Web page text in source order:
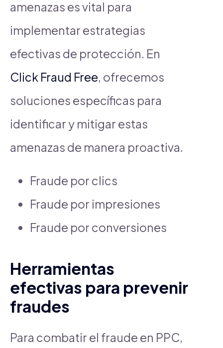
amenazas es vital para
implementar estrategias
efectivas de protección. En
Click Fraud Free, ofrecemos
soluciones específicas para
identificar y mitigar estas
amenazas de manera proactiva.
Fraude por clics
Fraude por impresiones
Fraude por conversiones
Herramientas
efectivas para prevenir
fraudes
Para combatir el fraude en PPC,